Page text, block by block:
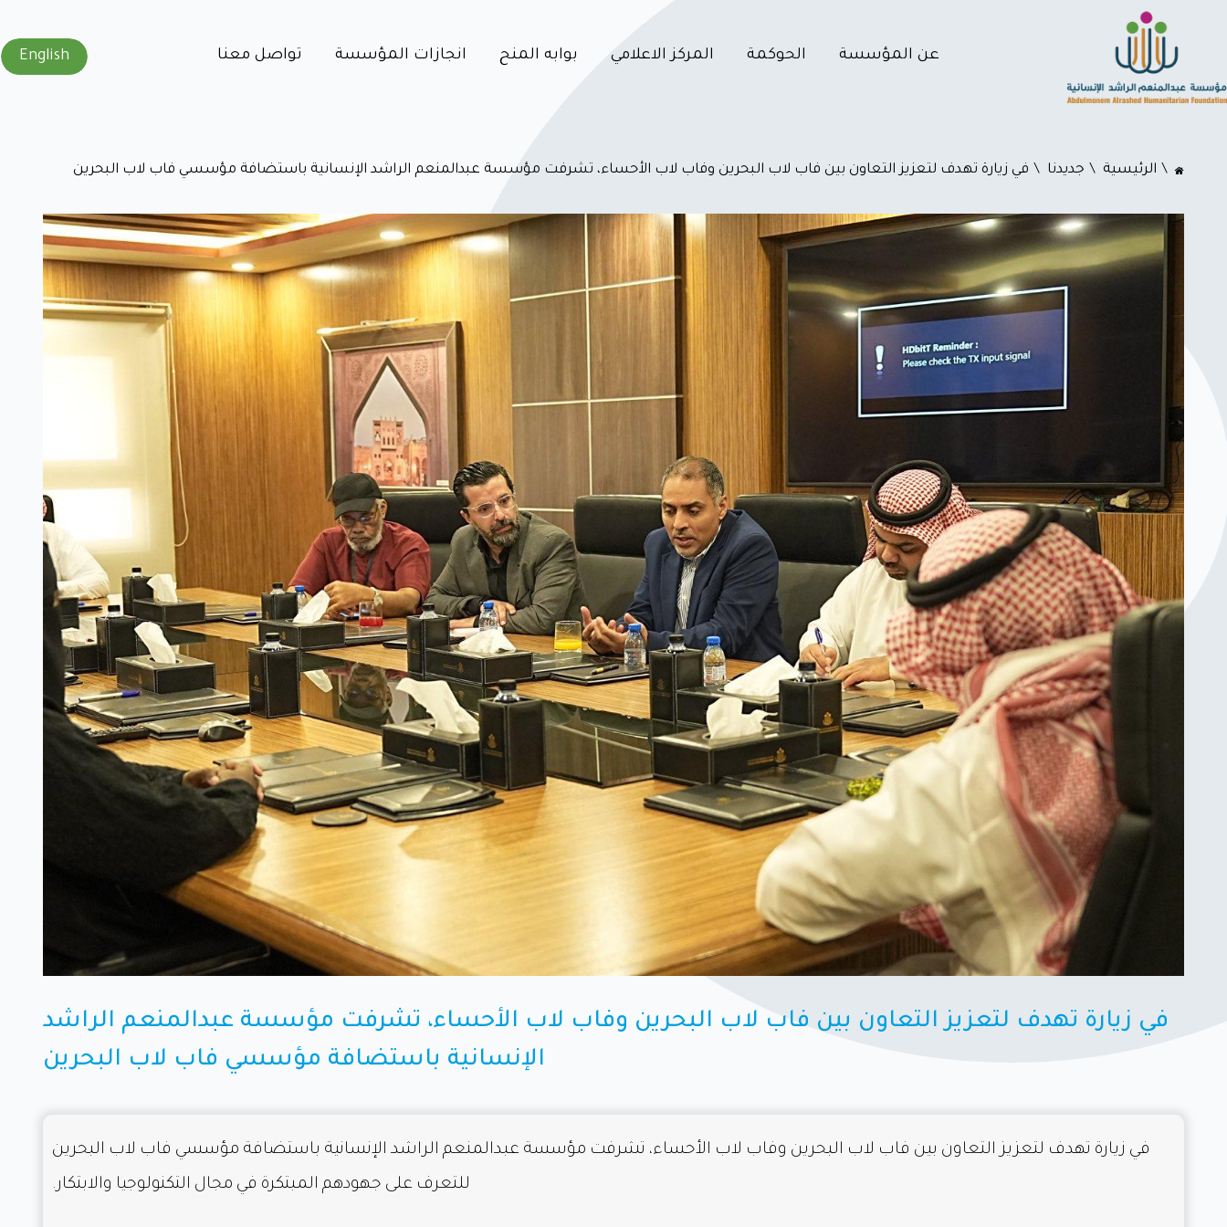
عن المؤسسة الحوكمة المركز الاعلامي بوابه المنح انجازات المؤسسة ﺗﻮاﺻﻞ ﻣﻌﻨﺎ English
اﻟﺮﺋﻴﺴﻴﺔ جديدنا في زيارة تهدف لتعزيز التعاون بين فاب لاب البحرين وفاب لاب الأحساء، تشرفت مؤسسة عبدالمنعم الراشد الإنسانية باستضافة مؤسسي فاب لاب البحرين
في زيارة تهدف لتعزيز التعاون بين فاب لاب البحرين وفاب لاب الأحساء، تشرفت مؤسسة عبدالمنعم الراشد
الإنسانية باستضافة مؤسسي فاب لاب البحرين
في زيارة تهدف لتعزيز التعاون بين فاب لاب البحرين وفاب لاب الأحساء، تشرفت مؤسسة عبدالمنعم الراشد الإنسانية باستضافة مؤسسي فاب لاب البحرين
للتعرف على جهودهم المبتكرة في مجال التكنولوجيا والابتكار.